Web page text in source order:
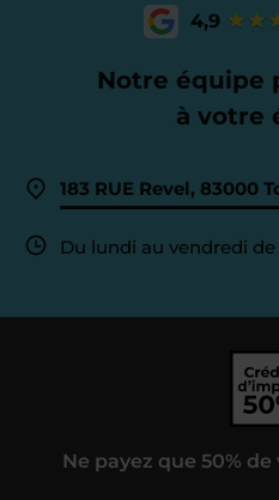
4,9
Notre équipe
à votre
183 RUE Revel, 83000
Du lundi au vendredi de
Ne payez que 50%